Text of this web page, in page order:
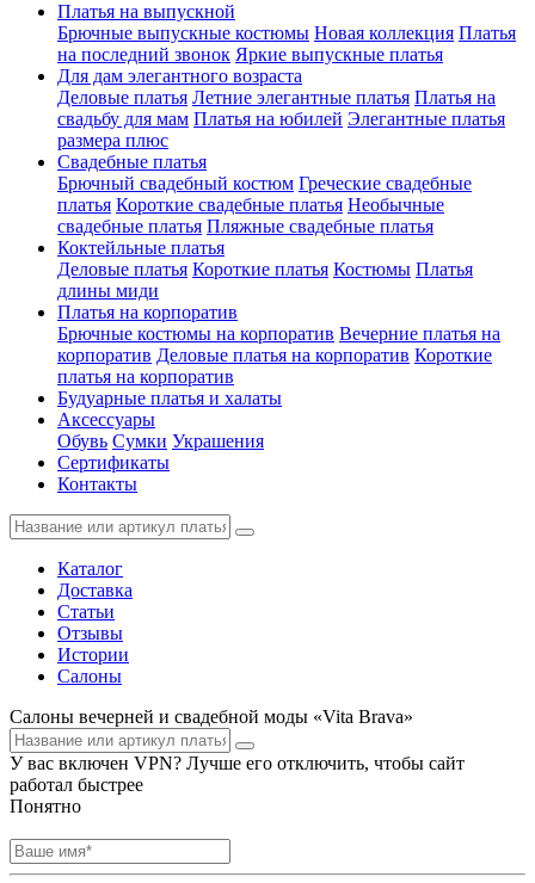
Платья на выпускной
Брючные выпускные костюмы Новая коллекция Платья
на последний звонок Яркие выпускные платья
Для дам элегантного возраста
Деловые платья Летние элегантные платья Платья на
свадьбу для мам Платья на юбилей Элегантные платья
размера плюс
Свадебные платья
Брючный свадебный костюм Греческие свадебные
платья Короткие свадебные платья Необычные
свадебные платья Пляжные свадебные платья
Коктейльные платья
Деловые платья Короткие платья Костюмы Платья
длины миди
Платья на корпоратив
Брючные костюмы на корпоратив Вечерние платья на
корпоратив Деловые платья на корпоратив Короткие
платья на корпоратив
Будуарные платья и халаты
Аксессуары
Обувь Сумки Украшения
Сертификаты
Контакты
Каталог
Доставка
Статьи
Отзывы
Истории
Салоны
Салоны вечерней и свадебной моды «Vita Brava»
У вас включен VPN? Лучше его отключить, чтобы сайт
работал быстрее
Понятно